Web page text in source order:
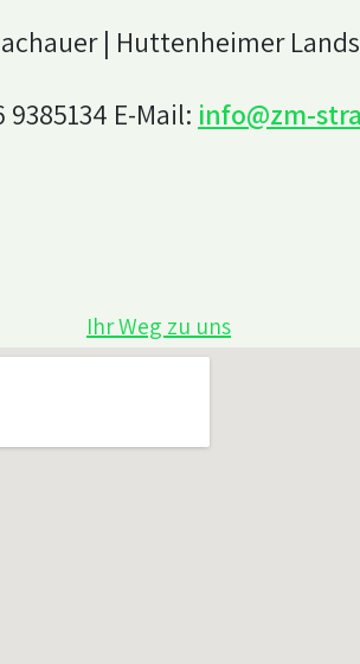
| Huttenheimer
E-Mail: info@zm-
Ihr Weg zu uns